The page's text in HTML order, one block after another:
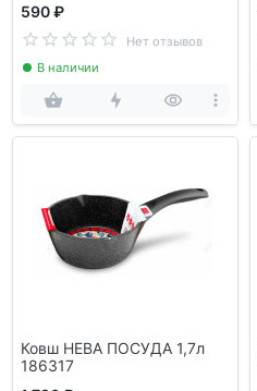
590 ₽
Нет отзывов
В наличии
Ковш НЕВА ПОСУДА 1,7л
186317